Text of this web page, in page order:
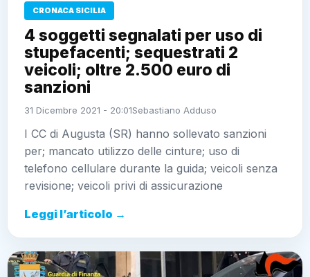
31 Dicembre 2021 - 20:01
I CC di Augusta (SR) hanno sollevato sanzioni per;
mancato utilizzo delle cinture; uso di telefono
cellulare durante la guida; veicoli senza revisione;
Leggi l’articolo →